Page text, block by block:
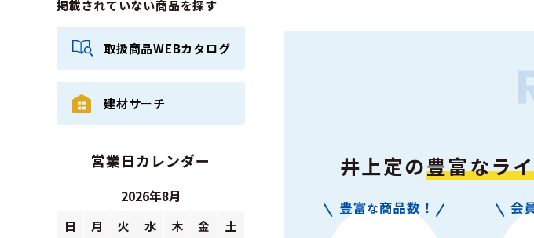
掲載されていない商品を探す
取扱商品WEBカタログ
建材サーチ
営業日カレンダー
2026年8月
日 月 火 水 木 金
土
井上定の豊富なラ